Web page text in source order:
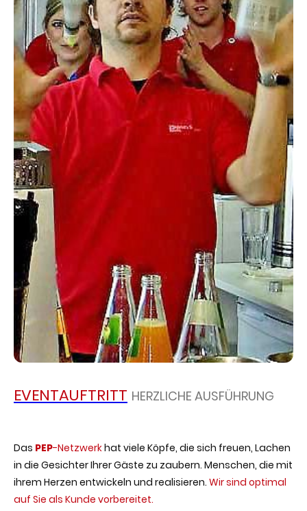
EVENTAUFTRITT HERZLICHE AUSFÜHRUNG
Das PEP-Netzwerkhat viele Köpfe, die sich freuen, Lachen
in die Gesichter Ihrer Gäste zu zaubern. Menschen, die mit
ihrem Herzen entwickeln und realisieren. Wir sind optimal
auf Sie als Kunde vorbereitet.